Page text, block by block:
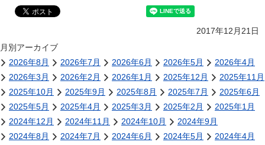
2017年12月21日
月別アーカイブ
2026年8月
2026年7月 2026年6月 2026年5月
2026年4月
2026年3月
2026年2月 2026年1月 2025年12月
2025年11月
2025年10月
2025年9月 2025年8月 2025年7月
2025年6月
2025年5月
2025年4月 2025年3月 2025年2月
2025年1月
2024年12月
2024年11月 2024年10月
2024年9月
2024年8月
2024年7月 2024年6月 2024年5月
2024年4月